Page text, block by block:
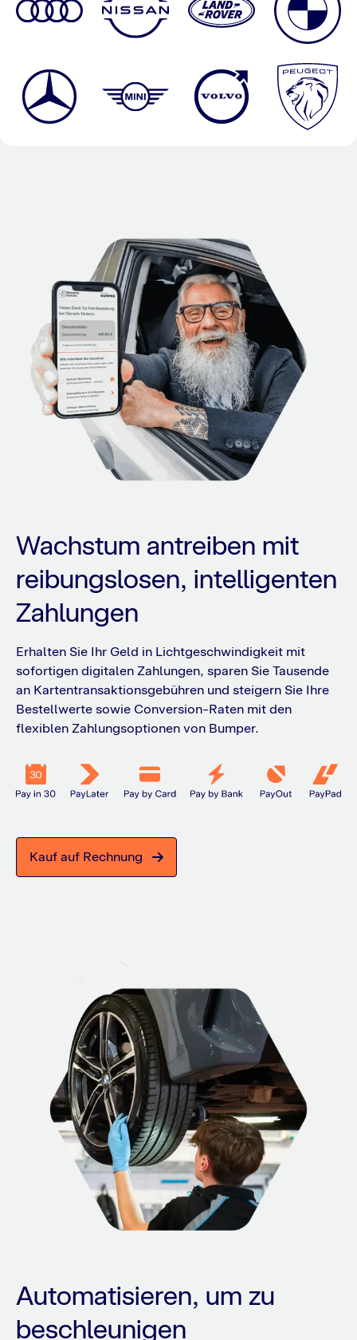
Wachstum antreiben mit
reibungslosen, intelligenten
Zahlungen
Erhalten Sie Ihr Geld in Lichtgeschwindigkeit mit
sofortigen digitalen Zahlungen, sparen Sie Tausende
an Kartentransaktionsgebühren und steigern Sie Ihre
Bestellwerte sowie Conversion-Raten mit den
flexiblen Zahlungsoptionen von Bumper.
Kauf auf Rechnung
Automatisieren, um zu
beschleunigen